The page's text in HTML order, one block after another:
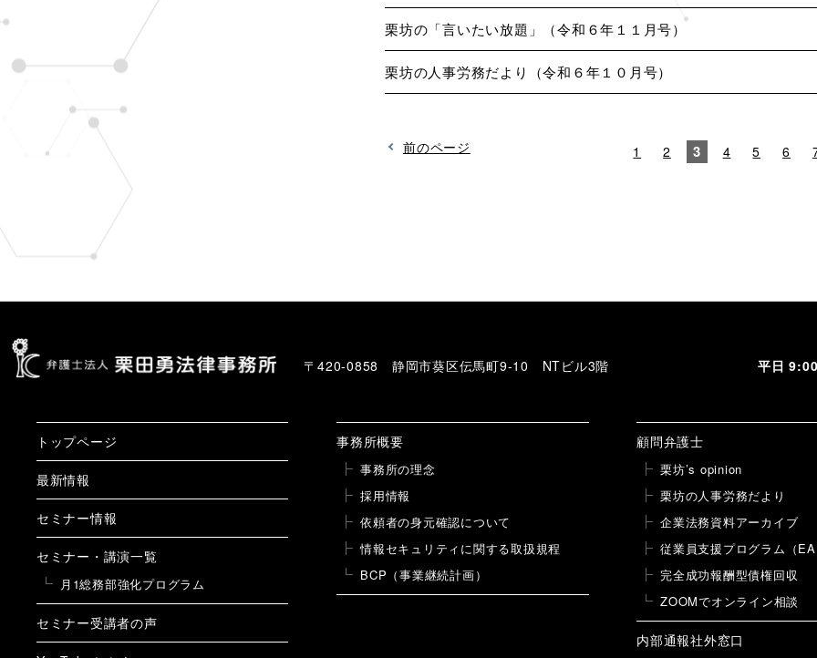
栗坊の「言いたい放題」（令和６年１１月号）
栗坊の人事労務だより（令和６年１０月号）
前のページ 1 2 3 4 5 6
〒420-0858 静岡市葵区伝馬町9-10 NTビル3階 平日
トップページ
最新情報
セミナー情報
セミナー・講演一覧
月1総務部強化プログラム
セミナー受講者の声
事務所概要
事務所の理念
採用情報
依頼者の身元確認について
情報セキュリティに関する取扱規程
BCP（事業継続計画）
顧問弁護士
栗坊’s opinion
栗坊の人事労務だより
企業法務資料アーカイブ
従業員支援プログラム（
完全成功報酬型債権回収
ZOOMでオンライン相談
内部通報社外窓口